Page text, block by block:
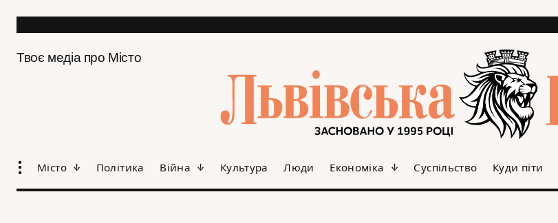
Твоє медіа про Місто
Місто Політика Війна Культура Люди Економіка Суспільство Куди піти